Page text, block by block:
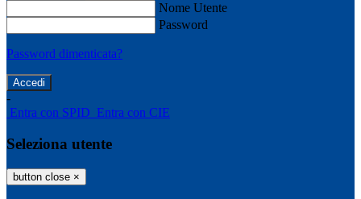
Nome Utente
Password
Password dimenticata?
-
Entra con SPID Entra con CIE
Seleziona utente
button close ×